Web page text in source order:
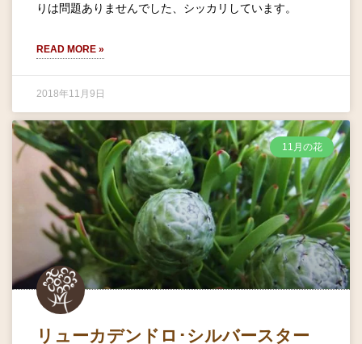
りは問題ありませんでした、シッカリしています。
READ MORE »
2018年11月9日
11月の花
リューカデンドロ･シルバースター